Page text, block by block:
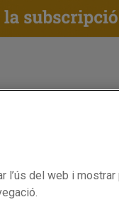
ampolla
Cervesa radler en
l’ús del web i